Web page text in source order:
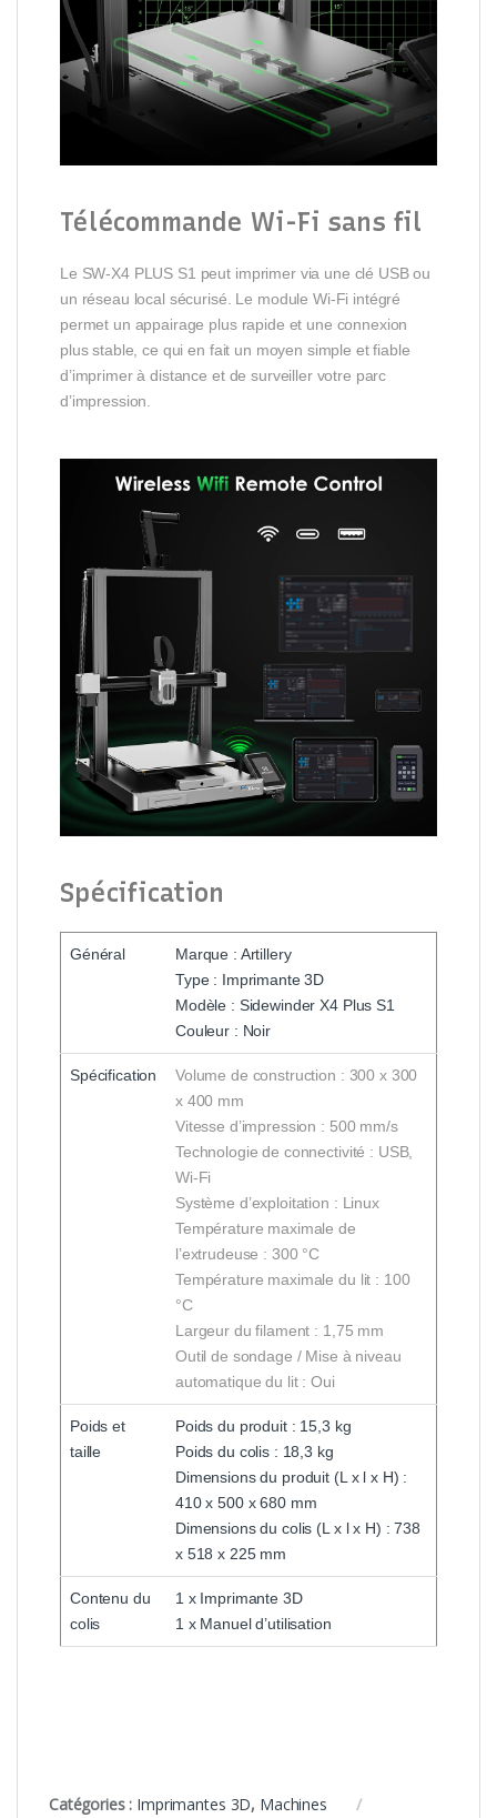
Télécommande Wi-Fi sans fil
Le SW-X4 PLUS S1 peut imprimer via une clé USB ou
un réseau local sécurisé. Le module Wi-Fi intégré
permet un appairage plus rapide et une connexion
plus stable, ce qui en fait un moyen simple et fiable
d’imprimer à distance et de surveiller votre parc
d’impression.
Spécification
Général
Marque : Artillery
Type : Imprimante 3D
Modèle : Sidewinder X4 Plus S1
Couleur : Noir
Spécification
Volume de construction : 300 x 300
x 400 mm
Vitesse d’impression : 500 mm/s
Technologie de connectivité : USB,
Wi-Fi
Système d’exploitation : Linux
Température maximale de
l’extrudeuse : 300 °C
Température maximale du lit : 100
°C
Largeur du filament : 1,75 mm
Outil de sondage / Mise à niveau
automatique du lit : Oui
Poids et
taille
Poids du produit : 15,3 kg
Poids du colis : 18,3 kg
Dimensions du produit (L x l x H) :
410 x 500 x 680 mm
Dimensions du colis (L x l x H) : 738
x 518 x 225 mm
Contenu du
colis
1 x Imprimante 3D
1 x Manuel d’utilisation
Catégories : Imprimantes 3D, Machines